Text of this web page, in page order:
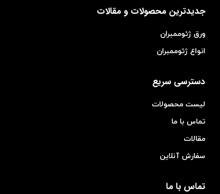
جدیدترین محصولات و مقالات
ورق ژئوممبران
انواع ژئوممبران
دسترسی سریع
لیست محصولات
تماس با ما
مقالات
سفارش آنلاین
تماس با ما